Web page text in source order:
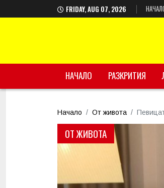
FRIDAY, AUG 07, 2026
НАЧАЛО РАЗКРИТИЯ
Начало От живота
ОТ ЖИВОТА